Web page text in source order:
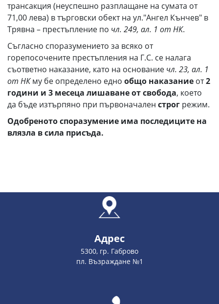
трансакция (неуспешно разплащане на сумата от
71,00 лева) в търговски обект на ул."Ангел Кънчев" в
Трявна – престъпление по чл. 249, ал. 1 от НК.
Съгласно споразумението за всяко от
горепосочените престъпления на Г.С. се налага
съответно наказание, като на основание чл. 23, ал. 1
от НКму бе определено едно общо наказание от2
години и 3 месеца лишаване от свобода, което
да бъде изтърпяно при първоначален строг режим.
Одобреното споразумение има последиците на
влязла в сила присъда.
Адрес
5300, гр. Габрово
пл. Възраждане №1